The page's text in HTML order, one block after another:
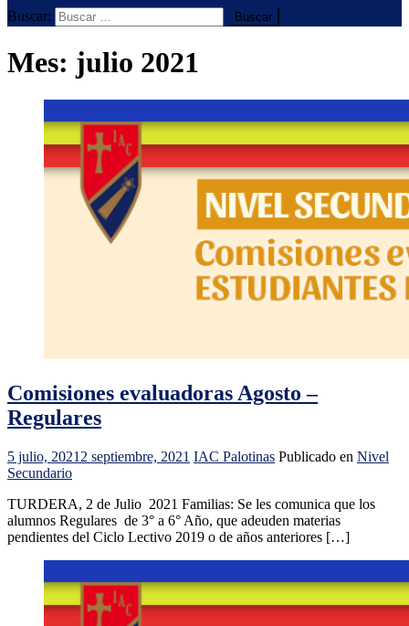
Buscar:
Mes: julio 2021
Comisiones evaluadoras Agosto –
Regulares
5 julio, 2021 2 septiembre, 2021 IAC Palotinas Publicado en Nivel
Secundario
TURDERA, 2 de Julio 2021 Familias: Se les comunica que los
alumnos Regulares de 3° a 6° Año, que adeuden materias
pendientes del Ciclo Lectivo 2019 o de años anteriores […]